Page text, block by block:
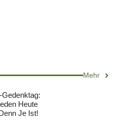
Mehr
Heute
Je Ist!